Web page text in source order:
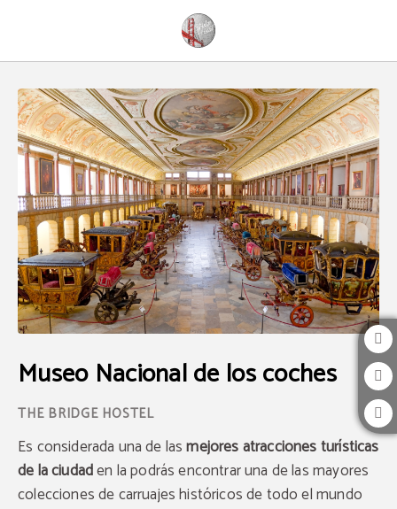
Museo Nacional de los coches
Es considerada una de lasmejores atracciones turísticas
de la ciudaden la podrás encontrar una de las mayores
colecciones de carruajes históricos de todo el mundo